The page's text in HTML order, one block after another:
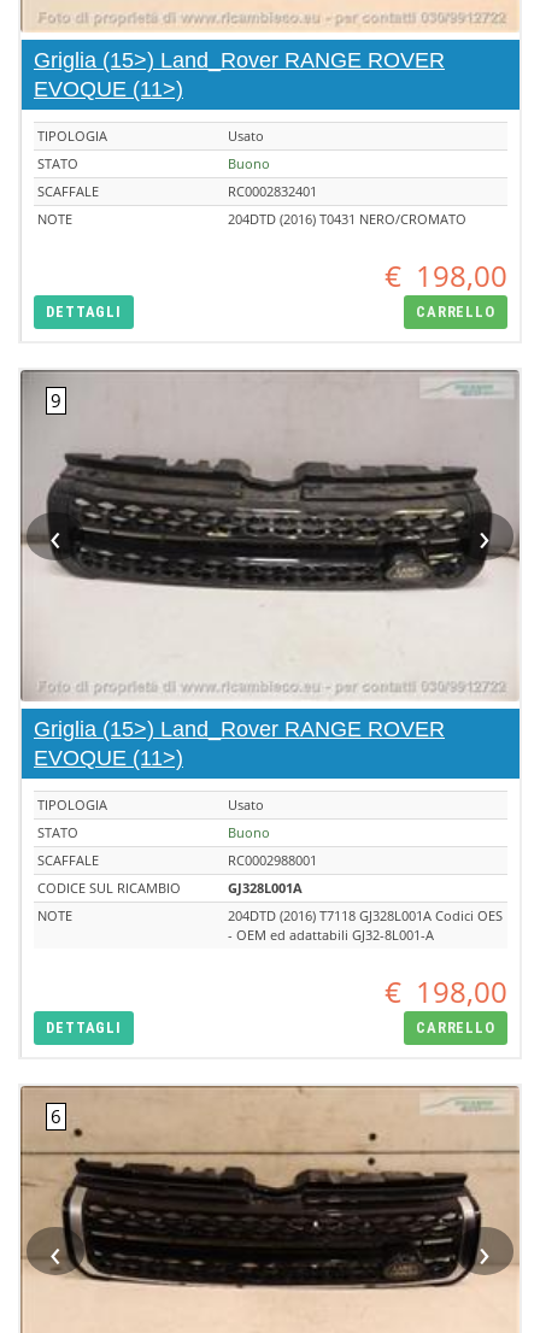
Griglia (15>) Land_Rover RANGE ROVER
EVOQUE (11>)
TIPOLOGIA
Usato
STATO
Buono
SCAFFALE
RC0002832401
NOTE
204DTD (2016) T0431 NERO/CROMATO
€ 198,00
DETTAGLI CARRELLO
‹ ›
Griglia (15>) Land_Rover RANGE ROVER
EVOQUE (11>)
TIPOLOGIA
Usato
STATO
Buono
SCAFFALE
RC0002988001
CODICE SUL RICAMBIO
GJ328L001A
NOTE
204DTD (2016) T7118 GJ328L001A Codici OES
- OEM ed adattabili GJ32-8L001-A
€ 198,00
DETTAGLI CARRELLO
‹ ›